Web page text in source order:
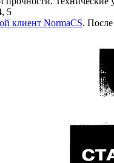
5
клиент NormaCS.